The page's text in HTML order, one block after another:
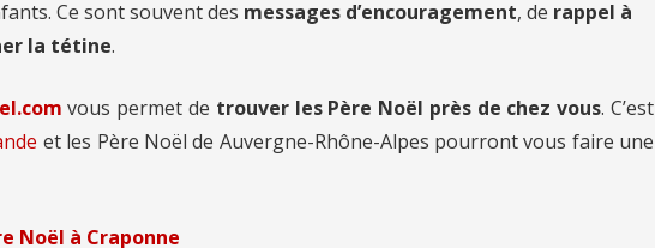
Ce sont souvent des messages d’encouragement, de rappel à
la tétine.
vous permet de trouver les Père Noël près de chez vous. C’est
et les Père Noël de Auvergne-Rhône-Alpes pourront vous faire une
Noël à Craponne